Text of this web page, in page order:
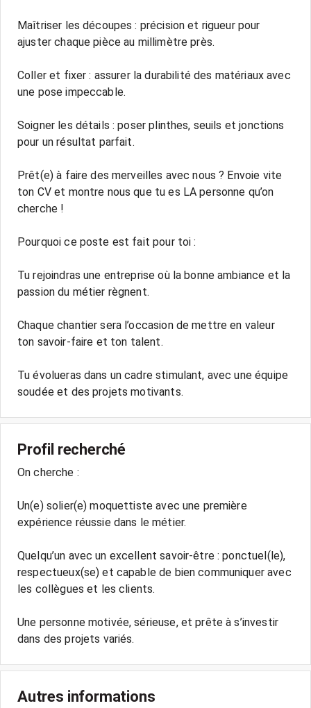
Maîtriser les découpes : précision et rigueur pour
ajuster chaque pièce au millimètre près.
Coller et fixer : assurer la durabilité des matériaux avec
une pose impeccable.
Soigner les détails : poser plinthes, seuils et jonctions
pour un résultat parfait.
Prêt(e) à faire des merveilles avec nous ? Envoie vite
ton CV et montre nous que tu es LA personne qu’on
cherche !
Pourquoi ce poste est fait pour toi :
Tu rejoindras une entreprise où la bonne ambiance et la
passion du métier règnent.
Chaque chantier sera l’occasion de mettre en valeur
ton savoir-faire et ton talent.
Tu évolueras dans un cadre stimulant, avec une équipe
soudée et des projets motivants.
Profil recherché
On cherche :
Un(e) solier(e) moquettiste avec une première
expérience réussie dans le métier.
Quelqu’un avec un excellent savoir-être : ponctuel(le),
respectueux(se) et capable de bien communiquer avec
les collègues et les clients.
Une personne motivée, sérieuse, et prête à s’investir
Autres informations